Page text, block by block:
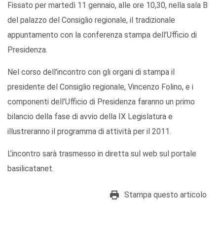
Fissato per martedì 11 gennaio, alle ore 10,30, nella sala B
del palazzo del Consiglio regionale, il tradizionale
appuntamento con la conferenza stampa dell’Ufficio di
Presidenza.
Nel corso dell’incontro con gli organi di stampa il
presidente del Consiglio regionale, Vincenzo Folino, e i
componenti dell’Ufficio di Presidenza faranno un primo
bilancio della fase di avvio della IX Legislatura e
illustreranno il programma di attività per il 2011.
L’incontro sarà trasmesso in diretta sul web sul portale
basilicatanet.
Stampa questo articolo